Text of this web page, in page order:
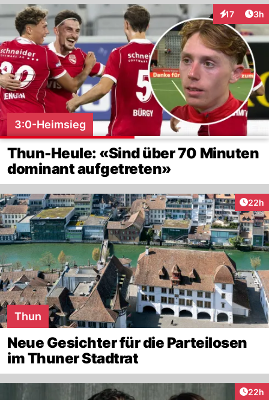
17 3h
3:0-Heimsieg
Thun-Heule: «Sind über 70 Minuten
dominant aufgetreten»
22h
Thun
Neue Gesichter für die Parteilosen
im Thuner Stadtrat
22h